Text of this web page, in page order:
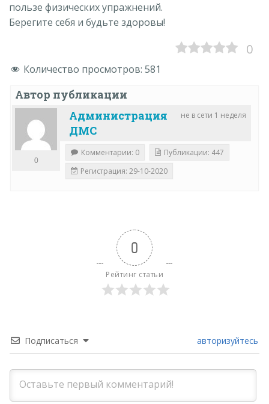
пользе физических упражнений.
Берегите себя и будьте здоровы!
0
Количество просмотров: 581
Автор публикации
не в сети 1 неделя
Администрация
ДМС
0
Комментарии: 0
Публикации: 447
Регистрация: 29-10-2020
0
Рейтинг статьи
Подписаться авторизуйтесь